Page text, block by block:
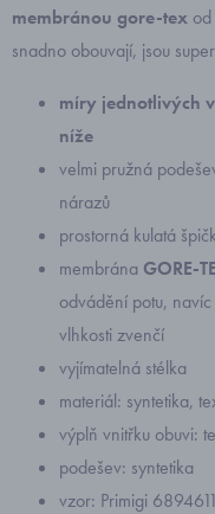
membránou gore-tex
snadno obouvají, jsou
míry jednotlivých
níže
velmi pružná
nárazů
prostorná kulatá
membrána GORE-
odvádění potu,
vlhkosti zvenčí
vyjímatelná stélka
materiál: syntetika,
výplň vnitřku obuvi:
podešev: syntetika
vzor: Primigi